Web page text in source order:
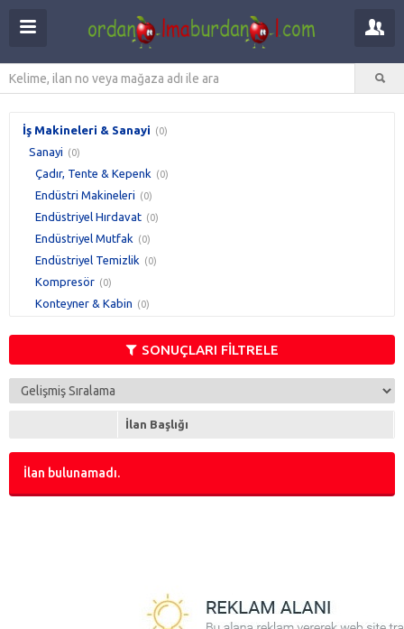
İş Makineleri & Sanayi (0)
Sanayi (0)
Çadır, Tente & Kepenk (0)
Endüstri Makineleri (0)
Endüstriyel Hırdavat (0)
Endüstriyel Mutfak (0)
Endüstriyel Temizlik (0)
Kompresör (0)
Konteyner & Kabin (0)
Taşıma & İstifleme (0)
SONUÇLARI FİLTRELE
İlan Başlığı
İlan bulunamadı.